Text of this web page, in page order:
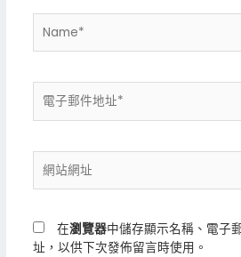
地
站
在瀏覽器中儲存顯示名稱、電子
址，以供下次發佈留言時使用。